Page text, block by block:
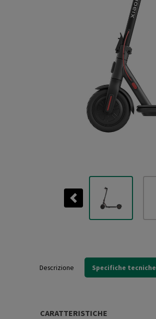
Previous
Descrizione Specifiche tecniche
CARATTERISTICHE